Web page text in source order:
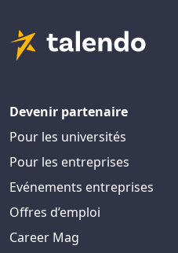
Devenir partenaire
Pour les universités
Pour les entreprises
Evénements entreprises
Offres d’emploi
Career Mag